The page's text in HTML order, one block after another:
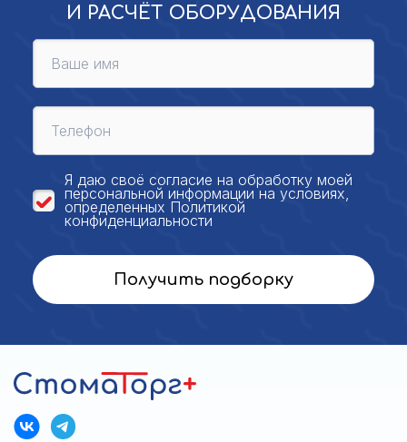
И РАСЧЁТ ОБОРУДОВАНИЯ
Я даю своё согласие на обработку моей
персональной информации на условиях,
определенных Политикой
конфиденциальности
Получить подборку